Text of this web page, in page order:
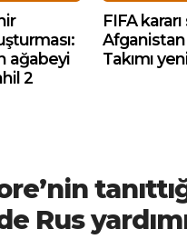
ağabeyi
2
FIFA kararı
Afganistan
Takımı
Rus